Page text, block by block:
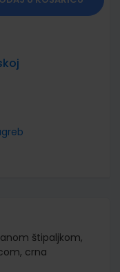
štipaljkom,
crna